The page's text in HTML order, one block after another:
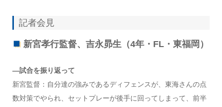
記者会見
新宮孝行監督、吉永昴生（4年・FL・東福岡）
—試合を振り返って
新宮監督：自分達の強みであるディフェンスが、東海さんの点
数対策でやられ、セットプレーが後手に回ってしまって、前半